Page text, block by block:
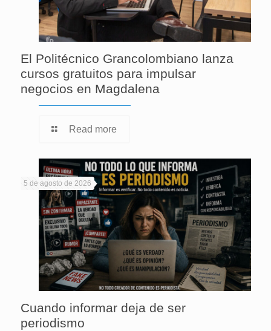
El Politécnico Grancolombiano lanza
cursos gratuitos para impulsar
negocios en Magdalena
Read more
5 de agosto de 2026
Cuando informar deja de ser
periodismo